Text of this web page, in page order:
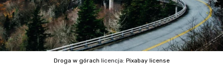
Droga w górach licencja: Pixabay license